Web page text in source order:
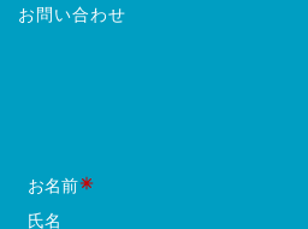
お問い合わせ